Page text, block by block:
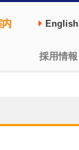
採用情報
English